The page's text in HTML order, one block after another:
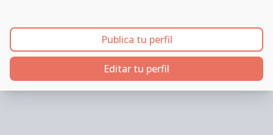
Publica tu perfil
Editar tu perfil